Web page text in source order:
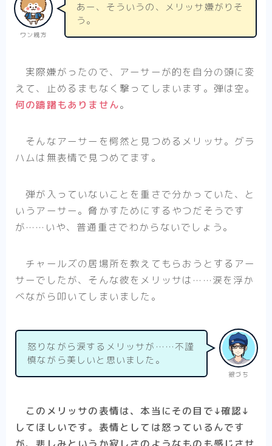
ワン親方
あー、そういうの、メリッサ嫌がりそ
う。
実際嫌がったので、アーサーが的を自分の頭に変
えて、止めるまもなく撃ってしまいます。弾は空。
何の躊躇もありません。
そんなアーサーを愕然と見つめるメリッサ。グラ
ハムは無表情で見つめてます。
弾が入っていないことを重さで分かっていた、と
いうアーサー。脅かすためにするやつだそうです
が……いや、普通重さでわからないでしょう。
チャールズの居場所を教えてもらおうとするアー
サーでしたが、そんな彼をメリッサは……涙を浮か
べながら叩いてしまいました。
銀づち
怒りながら涙するメリッサが……不謹
慎ながら美しいと思いました。
このメリッサの表情は、本当にその目で↓確認↓
してほしいです。表情としては怒っているんです